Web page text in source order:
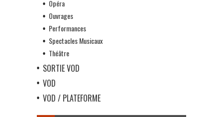
Opéra
Ouvrages
Performances
Spectacles Musicaux
Théâtre
SORTIE VOD
VOD
VOD / PLATEFORME